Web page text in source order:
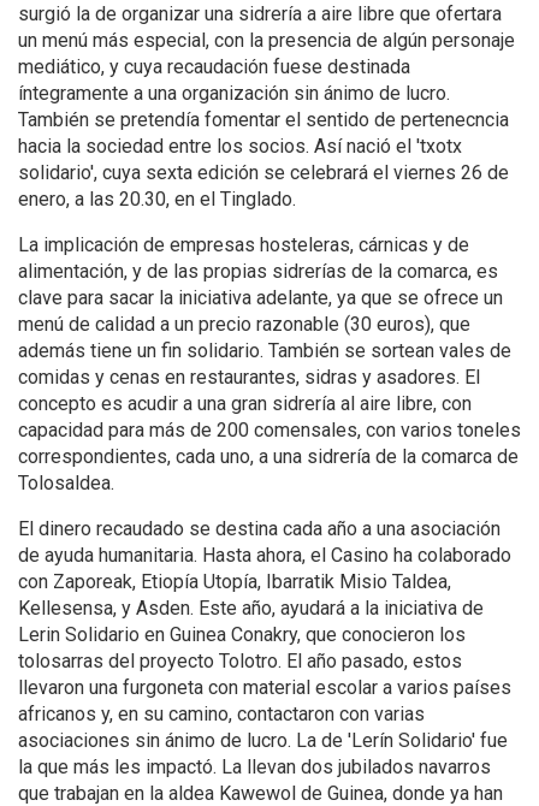
surgió la de organizar una sidrería a aire libre que ofertara
un menú más especial, con la presencia de algún personaje
mediático, y cuya recaudación fuese destinada
íntegramente a una organización sin ánimo de lucro.
También se pretendía fomentar el sentido de pertenecncia
hacia la sociedad entre los socios. Así nació el 'txotx
solidario', cuya sexta edición se celebrará el viernes 26 de
enero, a las 20.30, en el Tinglado.
La implicación de empresas hosteleras, cárnicas y de
alimentación, y de las propias sidrerías de la comarca, es
clave para sacar la iniciativa adelante, ya que se ofrece un
menú de calidad a un precio razonable (30 euros), que
además tiene un fin solidario. También se sortean vales de
comidas y cenas en restaurantes, sidras y asadores. El
concepto es acudir a una gran sidrería al aire libre, con
capacidad para más de 200 comensales, con varios toneles
correspondientes, cada uno, a una sidrería de la comarca de
Tolosaldea.
El dinero recaudado se destina cada año a una asociación
de ayuda humanitaria. Hasta ahora, el Casino ha colaborado
con Zaporeak, Etiopía Utopía, Ibarratik Misio Taldea,
Kellesensa, y Asden. Este año, ayudará a la iniciativa de
Lerin Solidario en Guinea Conakry, que conocieron los
tolosarras del proyecto Tolotro. El año pasado, estos
llevaron una furgoneta con material escolar a varios países
africanos y, en su camino, contactaron con varias
asociaciones sin ánimo de lucro. La de 'Lerín Solidario' fue
la que más les impactó. La llevan dos jubilados navarros
que trabajan en la aldea Kawewol de Guinea, donde ya han